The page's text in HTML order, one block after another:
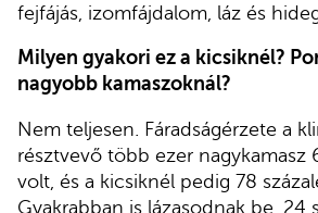
fejfájás, izomfájdalom, láz és
Milyen gyakori ez a kicsiknél?
nagyobb kamaszoknál?
Nem teljesen. Fáradságérzete a
résztvevő több ezer nagykamasz
volt, és a kicsiknél pedig 78
Gyakrabban is lázasodnak be, 24